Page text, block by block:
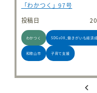
「わかつく」97号
投稿日
わかつく SDGs08_働きがいも経済
和歌山市 子育て支援
投稿のページ送り